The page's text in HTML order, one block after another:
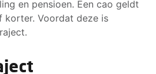
en pensioen. Een cao geldt
korter. Voordat deze is